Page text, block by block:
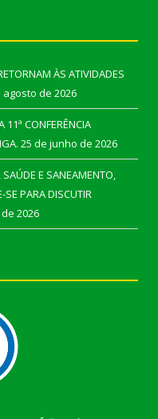
ÀS ATIVIDADES
agosto de 2026
11ª CONFERÊNCIA
25 de junho de 2026
E SANEAMENTO,
SE PARA DISCUTIR
2026